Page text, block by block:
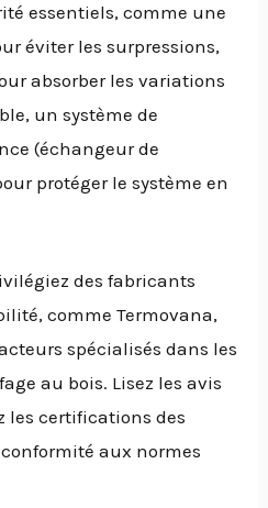
essentiels, comme une
éviter les surpressions,
absorber les variations
un système de
(échangeur de
protéger le système en
des fabricants
comme Termovana,
spécialisés dans les
au bois. Lisez les avis
les certifications des
aux normes